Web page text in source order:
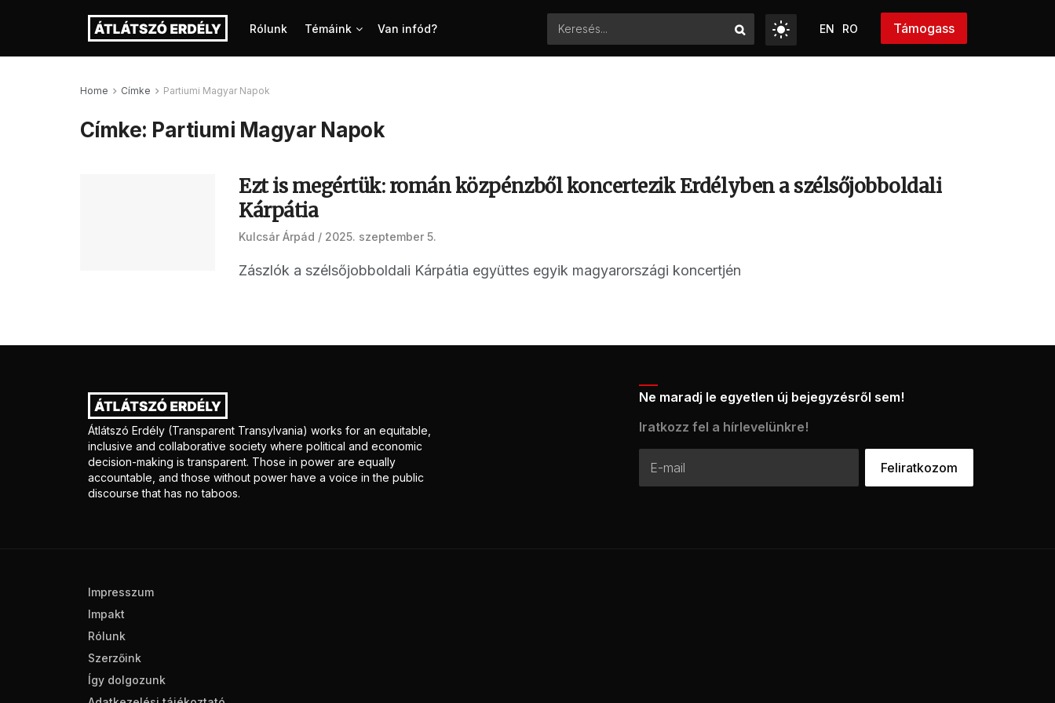
Rólunk Témáink Van infód? EN RO Támogass
Home Címke Partiumi Magyar Napok
Címke: Partiumi Magyar Napok
Ezt is megértük: román közpénzből koncertezik Erdélyben a szélsőjobboldali
Kárpátia
Kulcsár Árpád 2025. szeptember 5.
Zászlók a szélsőjobboldali Kárpátia együttes egyik magyarországi koncertjén
Átlátszó Erdély (Transparent Transylvania) works for an equitable,
inclusive and collaborative society where political and economic
decision-making is transparent. Those in power are equally
accountable, and those without power have a voice in the public
discourse that has no taboos.
Ne maradj le egyetlen új bejegyzésről sem!
Iratkozz fel a hírlevelünkre!
Impresszum
Impakt
Rólunk
Szerzőink
Így dolgozunk